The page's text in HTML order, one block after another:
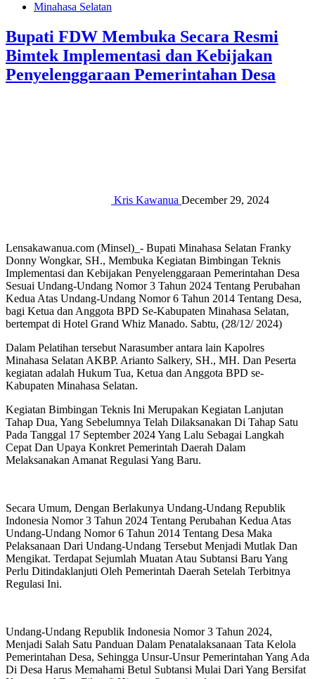
Minahasa Selatan
Bupati FDW Membuka Secara Resmi
Bimtek Implementasi dan Kebijakan
Penyelenggaraan Pemerintahan Desa
Kris Kawanua December 29, 2024
Lensakawanua.com (Minsel)_- Bupati Minahasa Selatan Franky
Donny Wongkar, SH., Membuka Kegiatan Bimbingan Teknis
Implementasi dan Kebijakan Penyelenggaraan Pemerintahan Desa
Sesuai Undang-Undang Nomor 3 Tahun 2024 Tentang Perubahan
Kedua Atas Undang-Undang Nomor 6 Tahun 2014 Tentang Desa,
bagi Ketua dan Anggota BPD Se-Kabupaten Minahasa Selatan,
bertempat di Hotel Grand Whiz Manado. Sabtu, (28/12/ 2024)
Dalam Pelatihan tersebut Narasumber antara lain Kapolres
Minahasa Selatan AKBP. Arianto Salkery, SH., MH. Dan Peserta
kegiatan adalah Hukum Tua, Ketua dan Anggota BPD se-
Kabupaten Minahasa Selatan.
Kegiatan Bimbingan Teknis Ini Merupakan Kegiatan Lanjutan
Tahap Dua, Yang Sebelumnya Telah Dilaksanakan Di Tahap Satu
Pada Tanggal 17 September 2024 Yang Lalu Sebagai Langkah
Cepat Dan Upaya Konkret Pemerintah Daerah Dalam
Melaksanakan Amanat Regulasi Yang Baru.
Secara Umum, Dengan Berlakunya Undang-Undang Republik
Indonesia Nomor 3 Tahun 2024 Tentang Perubahan Kedua Atas
Undang-Undang Nomor 6 Tahun 2014 Tentang Desa Maka
Pelaksanaan Dari Undang-Undang Tersebut Menjadi Mutlak Dan
Mengikat. Terdapat Sejumlah Muatan Atau Subtansi Baru Yang
Perlu Ditindaklanjuti Oleh Pemerintah Daerah Setelah Terbitnya
Regulasi Ini.
Undang-Undang Republik Indonesia Nomor 3 Tahun 2024,
Menjadi Salah Satu Panduan Dalam Penatalaksanaan Tata Kelola
Pemerintahan Desa, Sehingga Unsur-Unsur Pemerintahan Yang Ada
Di Desa Harus Memahami Betul Subtansi Mulai Dari Yang Bersifat